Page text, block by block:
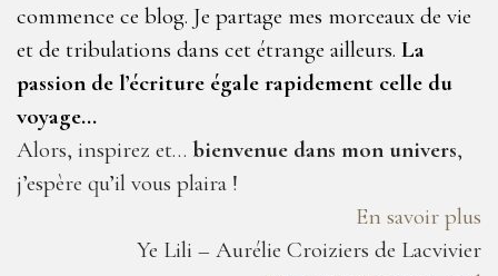
commence ce blog. Je partage mes morceaux de vie
et de tribulations dans cet étrange ailleurs. La
passion de l’écriture égale rapidement celle du
voyage…
Alors, inspirez et… bienvenue dans mon univers,
j’espère qu’il vous plaira !
En savoir plus
Ye Lili – Aurélie Croiziers de Lacvivier